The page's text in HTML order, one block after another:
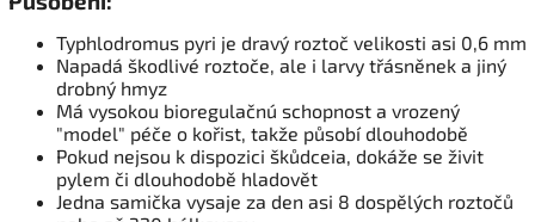
Typhlodromus pyri je dravý roztoč velikosti asi 0,6 mm
Napadá škodlivé roztoče, ale i larvy třásněnek a jiný
drobný hmyz
Má vysokou bioregulačnú schopnost a vrozený
"model" péče o kořist, takže působí dlouhodobě
Pokud nejsou k dispozici škůdceia, dokáže se živit
pylem či dlouhodobě hladovět
Jedna samička vysaje za den asi 8 dospělých roztočů